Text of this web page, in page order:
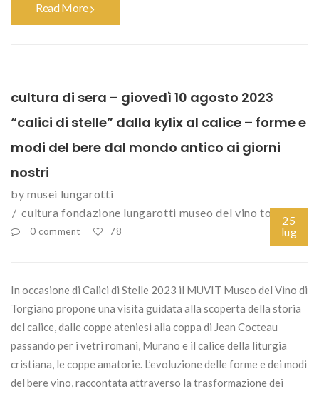
Read More
cultura di sera – giovedì 10 agosto 2023
“calici di stelle” dalla kylix al calice – forme e
modi del bere dal mondo antico ai giorni
nostri
by musei lungarotti
cultura fondazione lungarotti museo del vino torgiano
0 comment 78
25
lug
In occasione di Calici di Stelle 2023 il MUVIT Museo del Vino di
Torgiano propone una visita guidata alla scoperta della storia
del calice, dalle coppe ateniesi alla coppa di Jean Cocteau
passando per i vetri romani, Murano e il calice della liturgia
cristiana, le coppe amatorie. L’evoluzione delle forme e dei modi
del bere vino, raccontata attraverso la trasformazione dei